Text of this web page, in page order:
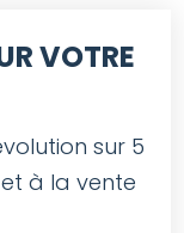
VOTRE
sur 5
à la vente